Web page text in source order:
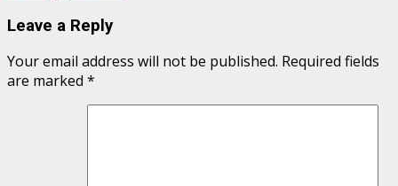
Leave a Reply
Your email address will not be published. Required fields
are marked *